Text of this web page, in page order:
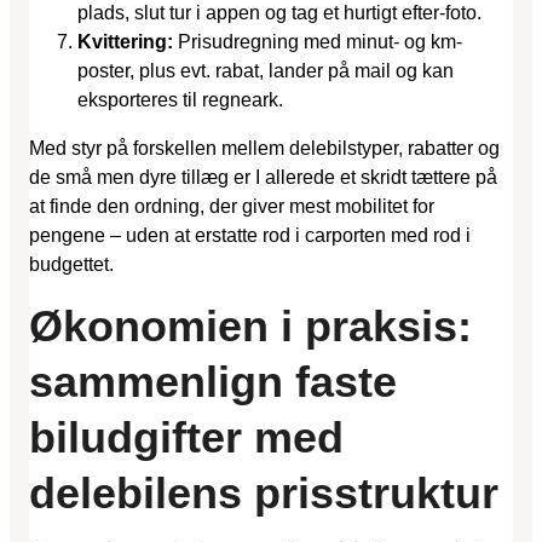
plads, slut tur i appen og tag et hurtigt efter-foto.
Kvittering: Prisudregning med minut- og km-
poster, plus evt. rabat, lander på mail og kan
eksporteres til regneark.
Med styr på forskellen mellem delebilstyper, rabatter og
de små men dyre tillæg er I allerede et skridt tættere på
at finde den ordning, der giver mest mobilitet for
pengene – uden at erstatte rod i carporten med rod i
budgettet.
Økonomien i praksis:
sammenlign faste
biludgifter med
delebilens prisstruktur